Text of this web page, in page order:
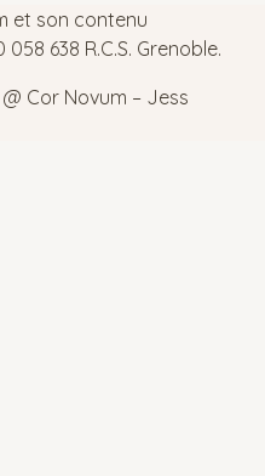
et son contenu
638 R.C.S. Grenoble.
Cor Novum – Jess